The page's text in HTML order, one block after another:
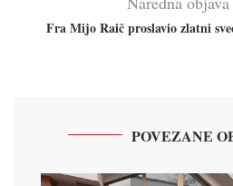
Fra Mijo Raič proslavio zlatni
POVEZANE